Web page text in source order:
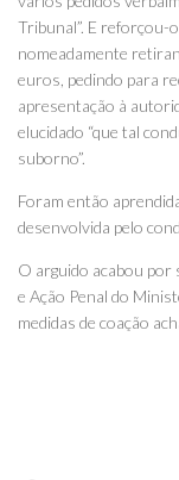
Tribunal”. E reforçou-
nomeadamente
euros, pedindo para
apresentação à
elucidado “que tal
suborno”.
Foram então
desenvolvida pelo
O arguido acabou
e Ação Penal do
medidas de coação